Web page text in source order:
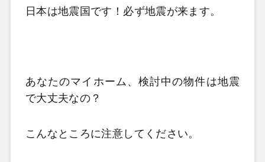
日本は地震国です！必ず地震が来ます。
あなたのマイホーム、検討中の物件は地震
で大丈夫なの？
こんなところに注意してください。